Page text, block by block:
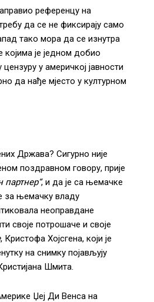
референцу на
да се не фиксирају само
тако мора да се изнутра
којима је једном добио
у америчкој јавности
да нађе мјесто у културном
Држава? Сигурно није
поздравном говору, прије
партнер“, и да је са њемачке
за њемачку владу
неоправдане
своје потрошаче и своје
, Кристофа Хојсгена, који је
на снимку појављују
Шмита.
Џеј Ди Венса на